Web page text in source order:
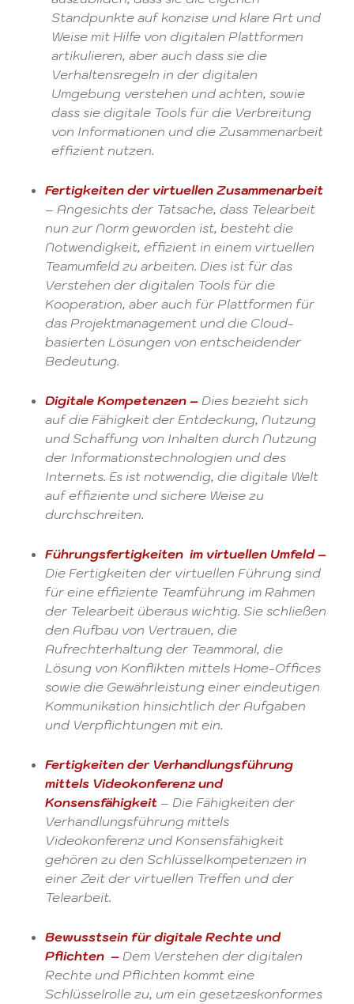
Standpunkte auf konzise und klare Art und
Weise mit Hilfe von digitalen Plattformen
artikulieren, aber auch dass sie die
Verhaltensregeln in der digitalen
Umgebung verstehen und achten, sowie
dass sie digitale Tools für die Verbreitung
von Informationen und die Zusammenarbeit
effizient nutzen.
Fertigkeiten der virtuellen Zusammenarbeit
– Angesichts der Tatsache, dass Telearbeit
nun zur Norm geworden ist, besteht die
Notwendigkeit, effizient in einem virtuellen
Teamumfeld zu arbeiten. Dies ist für das
Verstehen der digitalen Tools für die
Kooperation, aber auch für Plattformen für
das Projektmanagement und die Cloud-
basierten Lösungen von entscheidender
Bedeutung.
Digitale Kompetenzen – Dies bezieht sich
auf die Fähigkeit der Entdeckung, Nutzung
und Schaffung von Inhalten durch Nutzung
der Informationstechnologien und des
Internets. Es ist notwendig, die digitale Welt
auf effiziente und sichere Weise zu
durchschreiten.
Führungsfertigkeiten im virtuellen Umfeld –
Die Fertigkeiten der virtuellen Führung sind
für eine effiziente Teamführung im Rahmen
der Telearbeit überaus wichtig. Sie schließen
den Aufbau von Vertrauen, die
Aufrechterhaltung der Teammoral, die
Lösung von Konflikten mittels Home-Offices
sowie die Gewährleistung einer eindeutigen
Kommunikation hinsichtlich der Aufgaben
und Verpflichtungen mit ein.
Fertigkeiten der Verhandlungsführung
mittels Videokonferenz und
Konsensfähigkeit – Die Fähigkeiten der
Verhandlungsführung mittels
Videokonferenz und Konsensfähigkeit
gehören zu den Schlüsselkompetenzen in
einer Zeit der virtuellen Treffen und der
Telearbeit.
Bewusstsein für digitale Rechte und
Pflichten – Dem Verstehen der digitalen
Rechte und Pflichten kommt eine
Schlüsselrolle zu, um ein gesetzeskonformes